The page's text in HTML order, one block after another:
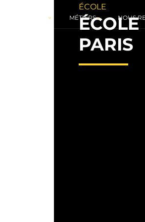
MÉTIERS NOUS
ÉCOLE
PARIS